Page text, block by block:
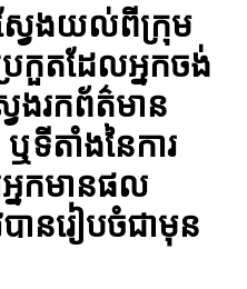
ស្វែងយល់ពីក្រុម
រកួតដែលអ្នកចង់
ងរកព័ត៌មាន
ទីតាំងនៃការ
អ្នកមានផល
ានរៀបចំជាមុន